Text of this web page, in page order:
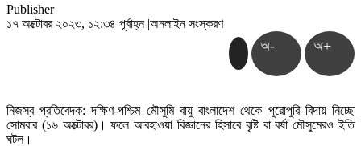
Publisher
১৭ অক্টোবর ২০২৩, ১২:৩৪ পূর্বাহ্ন |অনলাইন সংস্করণ
অ- অ+
নিজস্ব প্রতিবেদক: দক্ষিণ-পশ্চিম মৌসুমি বায়ু বাংলাদেশ থেকে পুরোপুরি বিদায় নিচ্ছে
সোমবার (১৬ অক্টোবর)। ফলে আবহাওয়া বিজ্ঞানের হিসাবে বৃষ্টি বা বর্ষা মৌসুমেরও ইতি
ঘটল।